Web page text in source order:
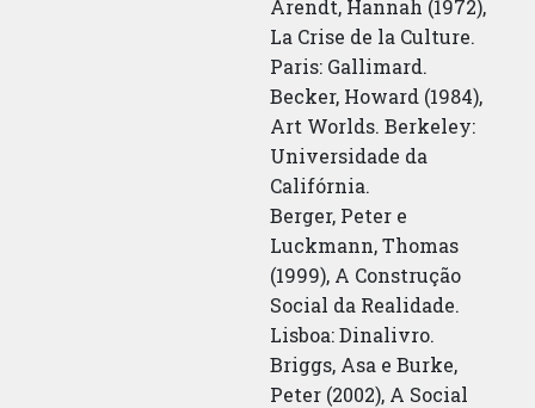
Arendt, Hannah (1972),
La Crise de la Culture.
Paris: Gallimard.
Becker, Howard (1984),
Art Worlds. Berkeley:
Universidade da
Califórnia.
Berger, Peter e
Luckmann, Thomas
(1999), A Construção
Social da Realidade.
Lisboa: Dinalivro.
Briggs, Asa e Burke,
Peter (2002), A Social